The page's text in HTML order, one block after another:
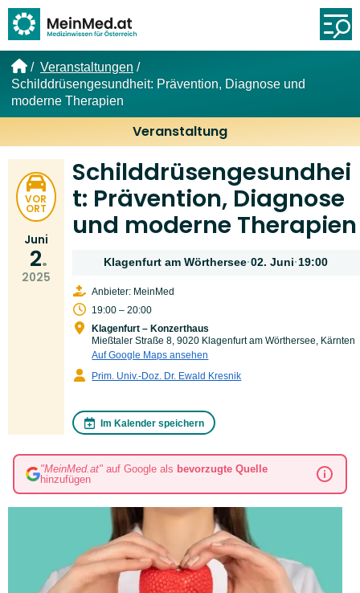
Veranstaltungen
Schilddrüsengesundheit: Prävention, Diagnose und
moderne Therapien
Veranstaltung
VOR
ORT
Juni
2
2025
Schilddrüsengesundhei
t: Prävention, Diagnose
und moderne Therapien
Klagenfurt am Wörthersee·02. Juni·19:00
Anbieter: MeinMed
19:00 – 20:00
Klagenfurt – Konzerthaus
Mießtaler Straße 8, 9020 Klagenfurt am Wörthersee, Kärnten
Auf Google Maps ansehen
Prim. Univ.-Doz. Dr. Ewald Kresnik
Im Kalender speichern
"MeinMed.at" auf Google als bevorzugte Quelle
hinzufügen